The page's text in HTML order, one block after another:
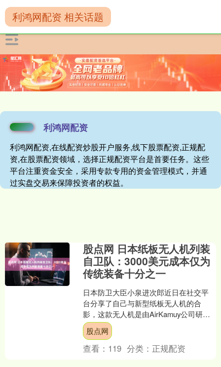
利鸿网配资
利鸿网配资,在线配资炒股开户服务,线下股票配资,正规配
资,在股票配资领域，选择正规配资平台是首要任务。这些
平台注重资金安全，采用专款专用的资金管理模式，并通
过实盘交易来保障投资者的权益。
利鸿网配资 相关话题
股点网 日本纸板无人机列装
自卫队：3000美元成本仅为
传统装备十分之一
日本防卫大臣小泉进次郎近日在社交平
台分享了自己与新型纸板无人机的合
影，这款无人机是由AirKamuy公司研发
并正式列装自卫队的装备。根据公开资
料，这款无人机的单....
股点网
查看： 119 分类： 正规配资